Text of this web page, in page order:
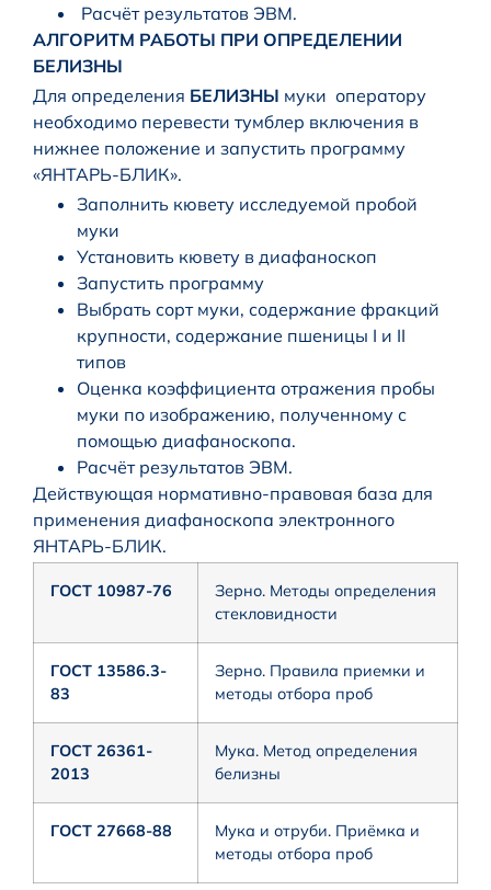
Расчёт результатов ЭВМ.
АЛГОРИТМ РАБОТЫ ПРИ ОПРЕДЕЛЕНИИ
БЕЛИЗНЫ
Для определения БЕЛИЗНЫ муки оператору
необходимо перевести тумблер включения в
нижнее положение и запустить программу
«ЯНТАРЬ-БЛИК».
Заполнить кювету исследуемой пробой
муки
Установить кювету в диафаноскоп
Запустить программу
Выбрать сорт муки, содержание фракций
крупности, содержание пшеницы I и II
типов
Оценка коэффициента отражения пробы
муки по изображению, полученному с
помощью диафаноскопа.
Расчёт результатов ЭВМ.
Действующая нормативно-правовая база для
применения диафаноскопа электронного
ЯНТАРЬ-БЛИК.
ГОСТ 10987-76
Зерно. Методы определения
стекловидности
ГОСТ 13586.3-
83
Зерно. Правила приемки и
методы отбора проб
ГОСТ 26361-
2013
Мука. Метод определения
белизны
ГОСТ 27668-88
Мука и отруби. Приёмка и
методы отбора проб